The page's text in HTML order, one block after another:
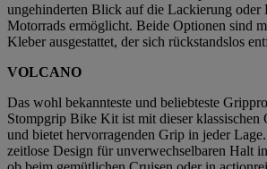
ungehinderten Blick auf die Lackierung oder
Motorrads ermöglicht. Beide Optionen sind
Kleber ausgestattet, der sich rückstandslos
VOLCANO
Das wohl bekannteste und beliebteste
Stompgrip Bike Kit ist mit dieser klassischen
und bietet hervorragenden Grip in jeder
zeitlose Design für unverwechselbaren Halt